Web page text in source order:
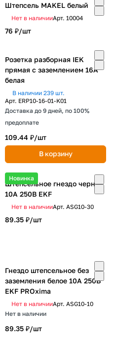
Штепсель MAKEL белый
Нет в наличииАрт. 10004
76 ₽/шт
Розетка разборная IEK
прямая с заземлением 16А
белая
В наличии 239 шт.
Арт. ERP10-16-01-K01
Доставка до 9 дней, по 100%
предоплате
109.44 ₽/шт
В корзину
Новинка
Штепсельное гнездо черное
10А 250В EKF
Нет в наличииАрт. ASG10-30
89.35 ₽/шт
Гнездо штепсельное без
заземления белое 10А 250В
EKF PROxima
Нет в наличииАрт. ASG10-10
Нет в наличии
89.35 ₽/шт